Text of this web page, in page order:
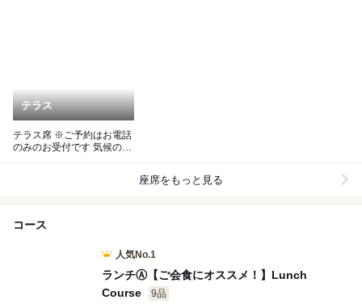
テラス
テラス席 ※ご予約はお電話
のみのお受付です 気候のよ
座席をもっと見る
コース
人気No.1
ランチⒶ【ご会食にオススメ！】Lunch
Course
9品